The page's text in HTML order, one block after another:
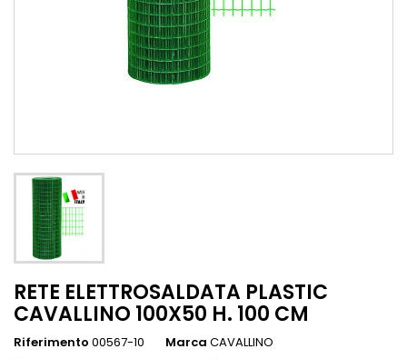
RETE ELETTROSALDATA PLASTIC
CAVALLINO 100X50 H. 100 CM
Riferimento 00567-10 Marca CAVALLINO